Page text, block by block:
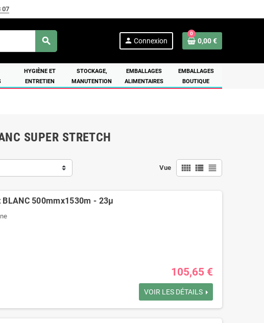
07
search person Connexion
0
0,00 €
HYGIÈNE ET
ENTRETIEN
STOCKAGE,
MANUTENTION
EMBALLAGES
ALIMENTAIRES
EMBALLAGES
BOUTIQUE
SUPER STRETCH
Vue view_comfy view_list view_headline
500mmx1530m - 23µ
105,65 €
VOIR LES DÉTAILS